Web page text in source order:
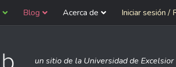
Blog Acerca de Iniciar sesión /
un sitio de la Universidad de Excelsior